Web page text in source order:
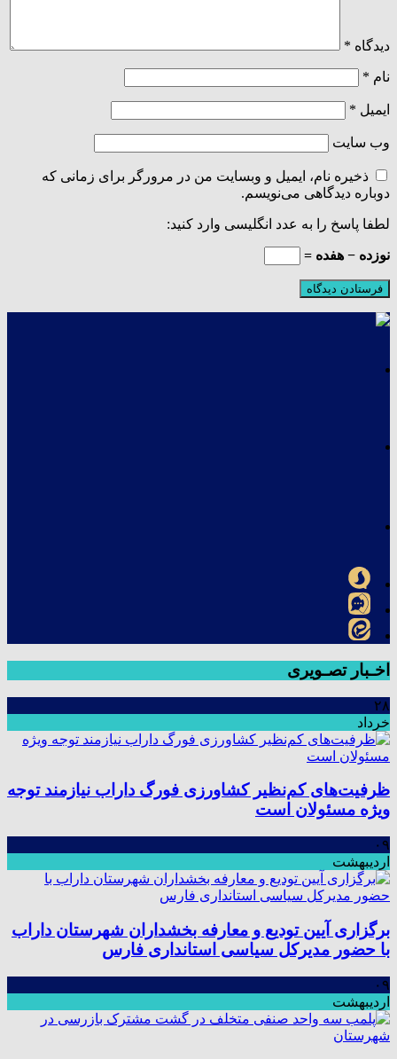
دیدگاه *
نام *
ایمیل *
وب‌ سایت
ذخیره نام، ایمیل و وبسایت من در مرورگر برای زمانی که
دوباره دیدگاهی می‌نویسم.
لطفا پاسخ را به عدد انگلیسی وارد کنید:
نوزده − هفده =
اخـبار تصـویری
۲۸
خرداد
ظرفیت‌های کم‌نظیر کشاورزی فورگ داراب نیازمند توجه
ویژه مسئولان است
۰۹
اردیبهشت
برگزاری آیین تودیع و معارفه بخشداران شهرستان داراب
با حضور مدیرکل سیاسی استانداری فارس
۰۹
اردیبهشت